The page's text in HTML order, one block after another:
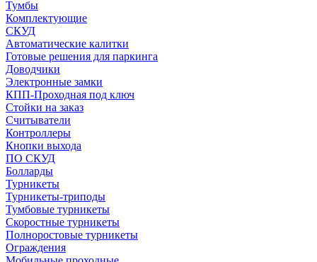
Тумбы
Комплектующие
СКУД
Автоматические калитки
Готовые решения для паркинга
Доводчики
Электронные замки
КПП-Проходная под ключ
Стойки на заказ
Считыватели
Контроллеры
Кнопки выхода
ПО СКУД
Болларды
Турникеты
Турникеты-триподы
Тумбовые турникеты
Скоростные турникеты
Полноростовые турникеты
Ограждения